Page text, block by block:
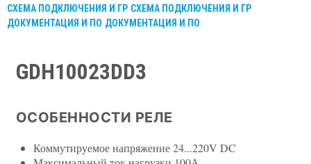
СХЕМА ПОДКЛЮЧЕНИЯ И ГР СХЕМА ПОДКЛЮЧЕНИЯ И ГР
ДОКУМЕНТАЦИЯ И ПО ДОКУМЕНТАЦИЯ И ПО
GDH10023DD3
ОСОБЕННОСТИ РЕЛЕ
Коммутируемое напряжение 24...220V DC